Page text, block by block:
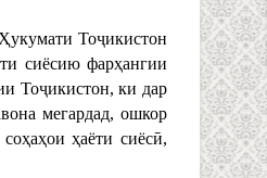
Тоҷикистон
сиёсию фарҳангии
Тоҷикистон, ки дар
мегардад, ошкор
ҳаёти сиёсӣ,